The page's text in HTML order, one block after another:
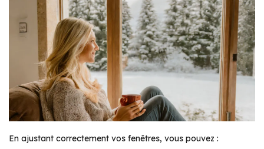
En ajustant correctement vos fenêtres, vous pouvez :